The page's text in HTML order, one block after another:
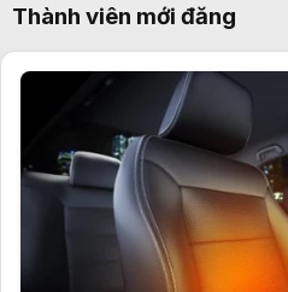
Thành viên mới đăng